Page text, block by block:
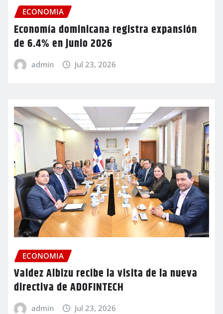
ECONOMIA
Economía dominicana registra expansión
de 6.4% en junio 2026
admin Jul 23, 2026
ECONOMIA
Valdez Albizu recibe la visita de la nueva
directiva de ADOFINTECH
admin Jul 23, 2026